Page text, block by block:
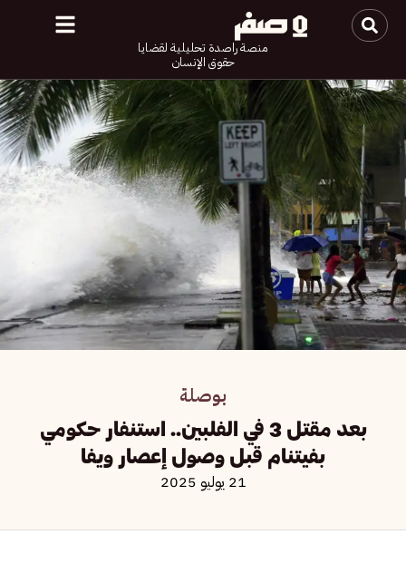
منصة راصدة تحليلية لقضايا
حقوق الإنسان
بوصلة
بعد مقتل 3 في الفلبين.. استنفار حكومي
بفيتنام قبل وصول إعصار ويفا
21 يوليو 2025